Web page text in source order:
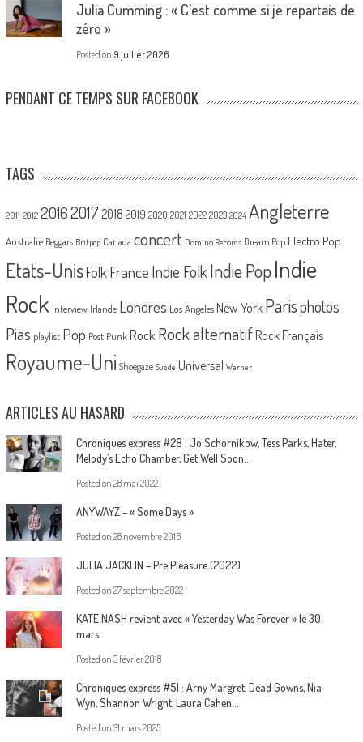
Julia Cumming : « C’est comme si je repartais de
zéro »
Posted on 9 juillet 2026
PENDANT CE TEMPS SUR FACEBOOK
TAGS
2011 2012 20162017 2018 2019 2020 2021 2022 2023 2024 Angleterre
Australie Beggars Britpop Canada concert Domino Records Dream Pop Electro Pop
Etats-UnisFolk France Indie FolkIndie PopIndie
Rock interview Irlande Londres Los Angeles New York Parisphotos
Pias playlist Pop Post Punk Rock Rock alternatif Rock Français
Royaume-Uni Shoegaze Suède Universal Warner
ARTICLES AU HASARD
Chroniques express #28 : Jo Schornikow, Tess Parks, Hater,
Melody’s Echo Chamber, Get Well Soon…
Posted on 28 mai 2022
ANYWAYZ – « Some Days »
Posted on 28 novembre 2016
JULIA JACKLIN – Pre Pleasure (2022)
Posted on 27 septembre 2022
KATE NASH revient avec « Yesterday Was Forever » le 30
mars
Posted on 3 février 2018
Chroniques express #51 : Arny Margret, Dead Gowns, Nia
Wyn, Shannon Wright, Laura Cahen…
Posted on 31 mars 2025